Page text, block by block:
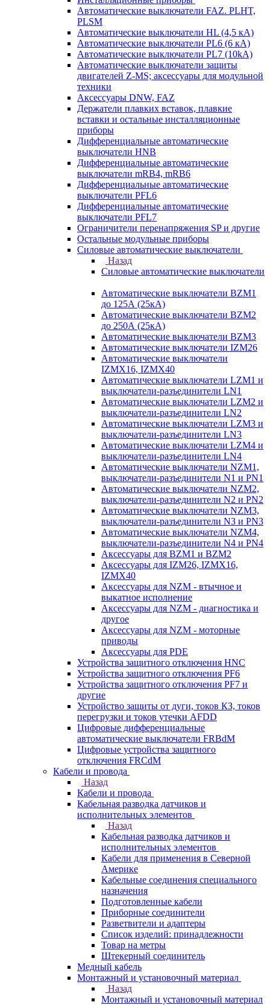
Автоматические выключатели FAZ. PLHT,
PLSM
Автоматические выключатели HL (4,5 кА)
Автоматические выключатели PL6 (6 кА)
Автоматические выключатели PL7 (10kA)
Автоматические выключатели защиты
двигателей Z-MS; аксессуары для модульной
техники
Аксессуары DNW, FAZ
Держатели плавких вставок, плавкие
вставки и остальные инсталляционные
приборы
Дифференциальные автоматические
выключатели HNB
Дифференциальные автоматические
выключатели mRB4, mRB6
Дифференциальные автоматические
выключатели PFL6
Дифференциальные автоматические
выключатели PFL7
Ограничители перенапряжения SP и другие
Остальные модульные приборы
Силовые автоматические выключатели
Назад
Силовые автоматические выключатели
Автоматические выключатели BZM1
до 125А (25кА)
Автоматические выключатели BZM2
до 250А (25кА)
Автоматические выключатели BZM3
Автоматические выключатели IZM26
Автоматические выключатели
IZMX16, IZMX40
Автоматические выключатели LZM1 и
выключатели-разъединители LN1
Автоматические выключатели LZM2 и
выключатели-разъединители LN2
Автоматические выключатели LZM3 и
выключатели-разъединители LN3
Автоматические выключатели LZM4 и
выключатели-разъединители LN4
Автоматические выключатели NZM1,
выключатели-разъединители N1 и PN1
Автоматические выключатели NZM2,
выключатели-разъединители N2 и PN2
Автоматические выключатели NZM3,
выключатели-разъединители N3 и PN3
Автоматические выключатели NZM4,
выключатели-разъединители N4 и PN4
Аксессуары для BZM1 и BZM2
Аксессуары для IZM26, IZMX16,
IZMX40
Аксессуары для NZM - втычное и
выкатное исполнение
Аксессуары для NZM - диагностика и
другое
Аксессуары для NZM - моторные
приводы
Аксессуары для PDE
Устройства защитного отключения HNC
Устройства защитного отключения PF6
Устройства защитного отключения PF7 и
другие
Устройство защиты от дуги, токов КЗ, токов
перегрузки и токов утечки AFDD
Цифровые дифференциальные
автоматические выключатели FRBdM
Цифровые устройства защитного
отключения FRCdM
Кабели и провода
Назад
Кабели и провода
Кабельная разводка датчиков и
исполнительных элементов
Назад
Кабельная разводка датчиков и
исполнительных элементов
Кабели для применения в Северной
Америке
Кабельные соединения специального
назначения
Подготовленные кабели
Приборные соединители
Разветвители и адаптеры
Список изделий: принадлежности
Товар на метры
Штекерный соединитель
Медный кабель
Монтажный и установочный материал
Назад
Монтажный и установочный материал